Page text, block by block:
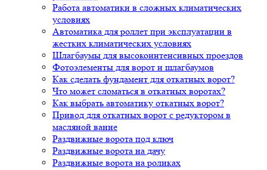
Работа автоматики в сложных климатических
условиях
Автоматика для роллет при эксплуатации в
жестких климатических условиях
Шлагбаумы для высокоинтенсивных проездов
Фотоэлементы для ворот и шлагбаумов
Как сделать фундамент для откатных ворот?
Что может сломаться в откатных воротах?
Как выбрать автоматику откатных ворот?
Привод для откатных ворот с редуктором в
масляной ванне
Раздвижные ворота под ключ
Раздвижные ворота на дачу
Раздвижные ворота на роликах